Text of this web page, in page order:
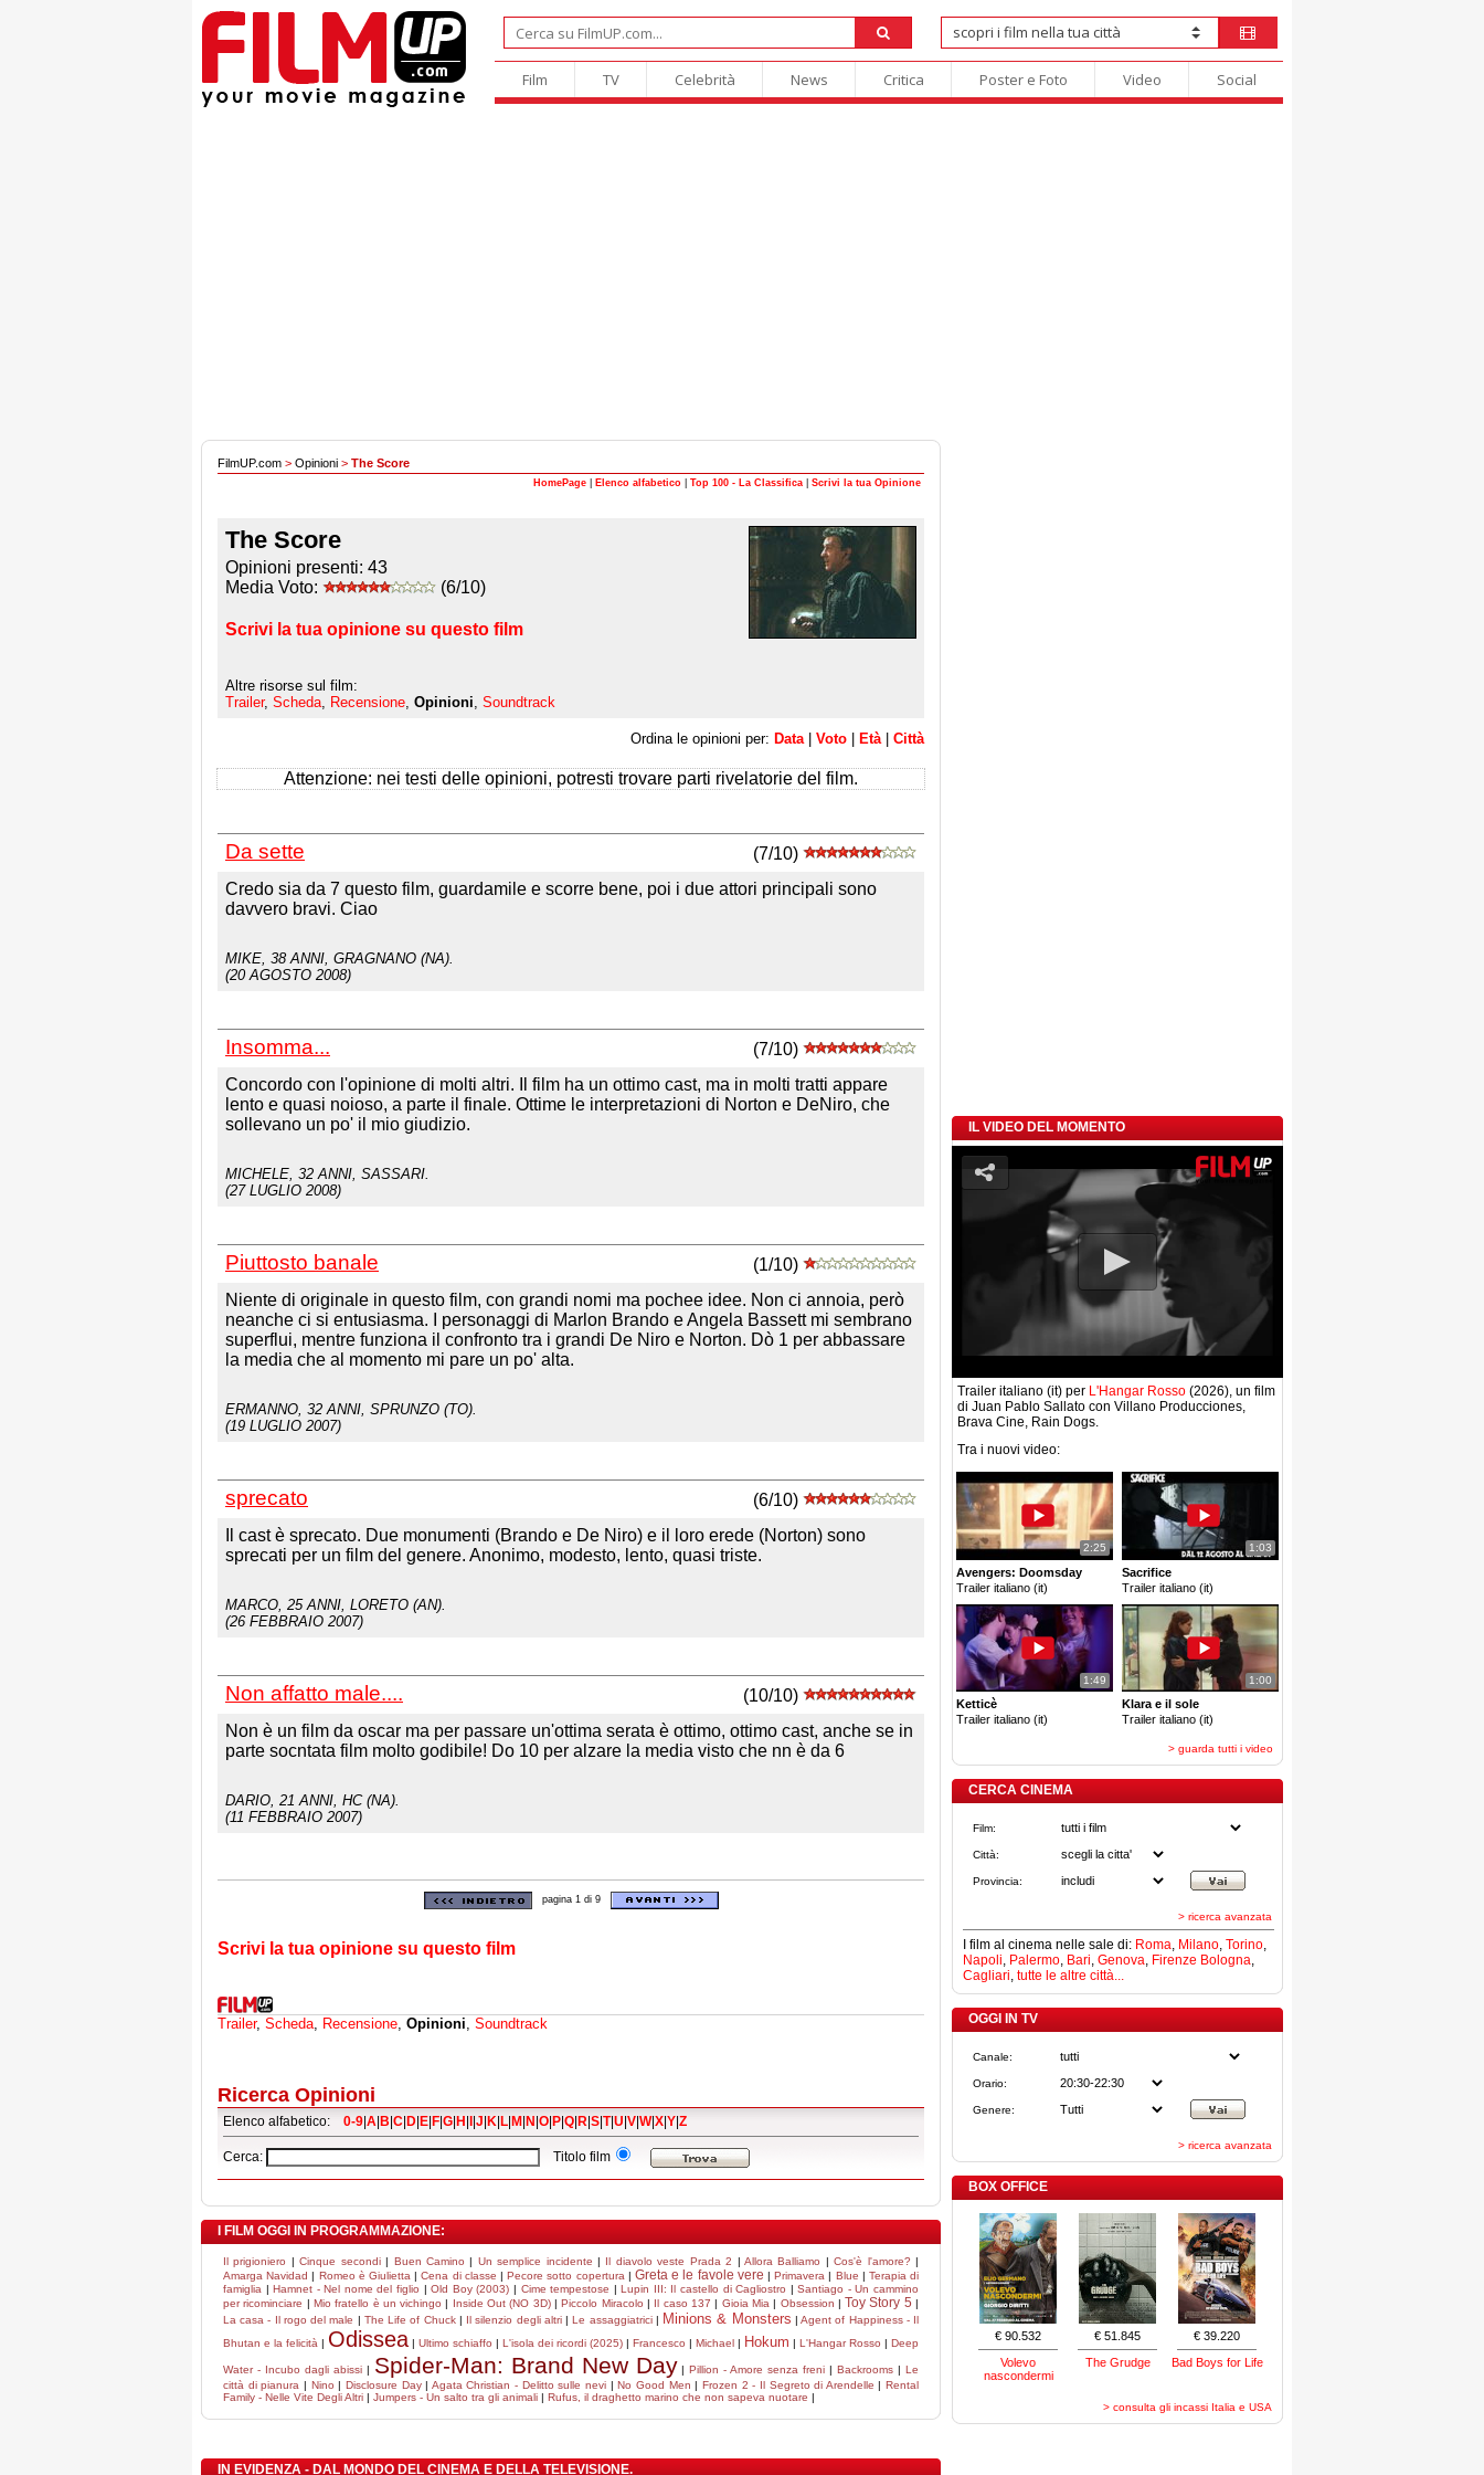
Film TV Celebrità News Critica Poster e Foto Video Social
FilmUP.com > Opinioni > The Score
HomePage Elenco alfabetico Top 100 - La Classifica Scrivi la tua Opinione
The Score
Opinioni presenti: 43
Media Voto:
(6/10)
Scrivi la tua opinione su questo film
Altre risorse sul film:
Trailer, Scheda Recensione Opinioni Soundtrack
Ordina le opinioni per: Data Voto Età Città
Attenzione: nei testi delle opinioni, potresti trovare parti rivelatorie del film.
Da sette
(7/10)
Credo sia da 7 questo film, guardamile e scorre bene, poi i due attori principali sono
davvero bravi. Ciao
MIKE , 38 ANNI, GRAGNANO (NA).
(20 AGOSTO 2008)
Insomma...
(7/10)
Concordo con l'opinione di molti altri. Il film ha un ottimo cast, ma in molti tratti appare
lento e quasi noioso, a parte il finale. Ottime le interpretazioni di Norton e DeNiro, che
sollevano un po' il mio giudizio.
MICHELE , 32 ANNI, SASSARI.
(27 LUGLIO 2008)
Piuttosto banale
(1/10)
Niente di originale in questo film, con grandi nomi ma pochee idee. Non ci annoia, però
neanche ci si entusiasma. I personaggi di Marlon Brando e Angela Bassett mi sembrano
superflui, mentre funziona il confronto tra i grandi De Niro e Norton. Dò 1 per abbassare
la media che al momento mi pare un po' alta.
ERMANNO , 32 ANNI, SPRUNZO (TO).
(19 LUGLIO 2007)
sprecato
(6/10)
Il cast è sprecato. Due monumenti (Brando e De Niro) e il loro erede (Norton) sono
sprecati per un film del genere. Anonimo, modesto, lento, quasi triste.
MARCO , 25 ANNI, LORETO (AN).
(26 FEBBRAIO 2007)
Non affatto male....
(10/10)
Non è un film da oscar ma per passare un'ottima serata è ottimo, ottimo cast, anche se in
parte socntata film molto godibile! Do 10 per alzare la media visto che nn è da 6
DARIO , 21 ANNI, HC (NA).
(11 FEBBRAIO 2007)
pagina 1 di 9
Scrivi la tua opinione su questo film
Trailer, Scheda, Recensione, Opinioni, Soundtrack
Ricerca Opinioni
Elenco alfabetico: 0-9 A B C D E F G H J K L M N O P Q R S T|U V W|X Y Z
Cerca: Titolo film
I FILM OGGI IN PROGRAMMAZIONE:
Il prigioniero |Cinque secondi| Buen Camino | Un semplice incidente | Il diavolo veste Prada 2 | Allora Balliamo |Cos'è l'amore? |
Amarga Navidad | Romeo è Giulietta |Cena di classe |Pecore sotto copertura | Greta e le favole vere |Primavera | Blue | Terapia di
famiglia |Hamnet - Nel nome del figlio |Old Boy (2003) | Cime tempestose |Lupin III: Il castello di Cagliostro |Santiago - Un cammino
per ricominciare | Mio fratello è un vichingo | Inside Out (NO 3D)|Piccolo Miracolo | Il caso 137 | Gioia Mia | Obsession | Toy Story 5 |
La casa - Il rogo del male | The Life of Chuck| Il silenzio degli altri|Le assaggiatrici| Minions & Monsters |Agent of Happiness - Il
Bhutan e la felicità | Odissea | Ultimo schiaffo | L'isola dei ricordi (2025) | Francesco | Michael | Hokum | L'Hangar Rosso | Deep
Water - Incubo dagli abissi| Spider-Man: Brand New Day |Pillion - Amore senza freni |Backrooms |Le
città di pianura | Nino | Disclosure Day| Agata Christian - Delitto sulle nevi |No Good Men | Frozen 2 - Il Segreto di Arendelle |Rental
Family - Nelle Vite Degli Altri | Jumpers - Un salto tra gli animali | Rufus, il draghetto marino che non sapeva nuotare |
IN EVIDENZA - DAL MONDO DEL CINEMA E DELLA TELEVISIONE.
IL VIDEO DEL MOMENTO
Trailer italiano (it) per L'Hangar Rosso (2026), un film
di Juan Pablo Sallato con Villano Producciones,
Brava Cine, Rain Dogs.
Tra i nuovi video:
2:25
Avengers: Doomsday
Trailer italiano (it)
1:03
Sacrifice
Trailer italiano (it)
1:49
Ketticè
Trailer italiano (it)
1:00
Klara e il sole
Trailer italiano (it)
> guarda tutti i video
CERCA CINEMA
Film:
Città:
Provincia:
> ricerca avanzata
I film al cinema nelle sale di: Roma, Milano, Torino,
Napoli, Palermo, Bari, Genova, Firenze Bologna,
Cagliari, tutte le altre città...
OGGI IN TV
Canale:
Orario:
Genere:
> ricerca avanzata
BOX OFFICE
€ 90.532
Volevo
nascondermi
€ 51.845
The Grudge
€ 39.220
Bad Boys for Life
> consulta gli incassi Italia e USA